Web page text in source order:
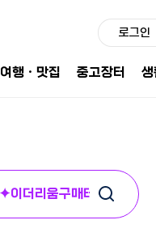
로그인
여행ㆍ맛집 중고장터